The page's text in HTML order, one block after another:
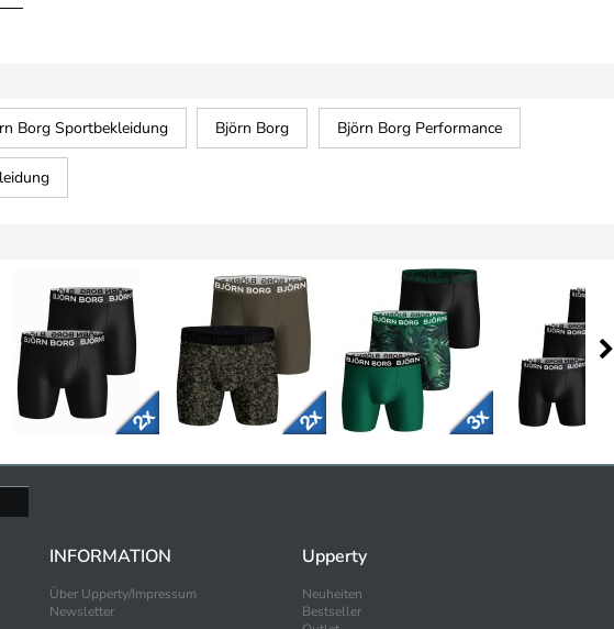
Borg Sportbekleidung Björn Borg Björn Borg Performance
INFORMATION
Über Upperty/Impressum
Newsletter
Upperty
Neuheiten
Bestseller